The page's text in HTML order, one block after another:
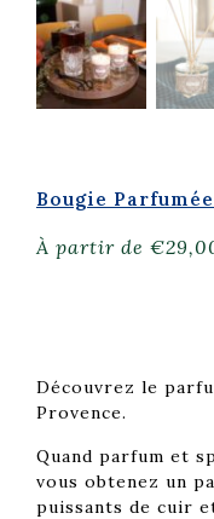
Bougie
À partir de €
Découvrez le
Provence.
Quand parfum et
vous obtenez un
puissants de cuir